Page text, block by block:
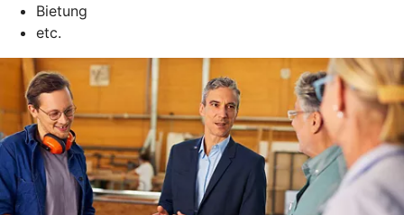
Bietung
etc.